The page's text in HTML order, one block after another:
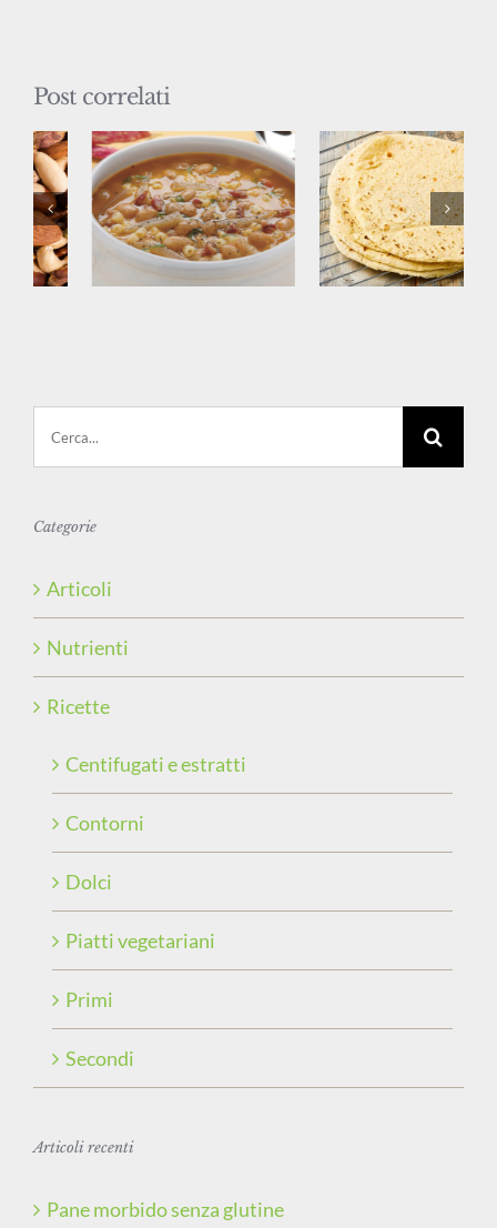
Post correlati
Categorie
Articoli
Nutrienti
Ricette
Centifugati e estratti
Contorni
Dolci
Piatti vegetariani
Primi
Secondi
Articoli recenti
Pane morbido senza glutine